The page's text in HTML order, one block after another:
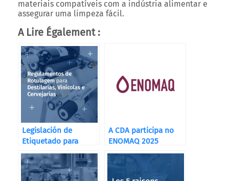
materiais compatíveis com a indústria alimentar e
assegurar uma limpeza fácil.
A Lire Également :
Legislación de
Etiquetado para
Destilerías, Bodegas
y Cervecerías
A CDA participa no
ENOMAQ 2025